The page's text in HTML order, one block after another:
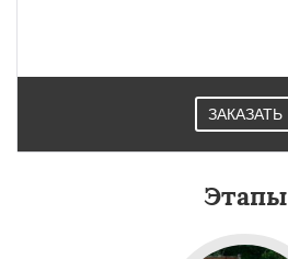
ЗАКАЗАТЬ
Этапы